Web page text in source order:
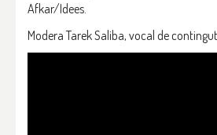
Afkar/Idees.
Modera Tarek Saliba, vocal de